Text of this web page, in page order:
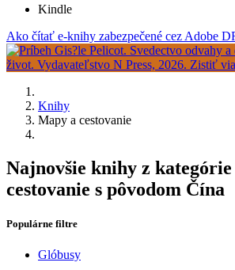
Kindle
Ako čítať e-knihy zabezpečené cez Adobe
Knihy
Mapy a cestovanie
Najnovšie knihy z kategórie
cestovanie s pôvodom Čína
Populárne filtre
Glóbusy